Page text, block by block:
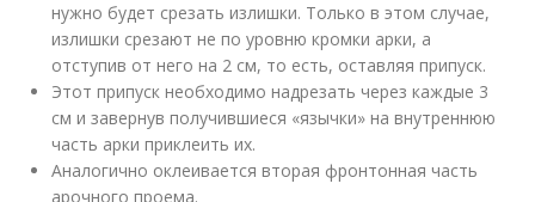
нужно будет срезать излишки. Только в этом случае,
излишки срезают не по уровню кромки арки, а
отступив от него на 2 см, то есть, оставляя припуск.
Этот припуск необходимо надрезать через каждые 3
см и завернув получившиеся «язычки» на внутреннюю
часть арки приклеить их.
Аналогично оклеивается вторая фронтонная часть
арочного проема.